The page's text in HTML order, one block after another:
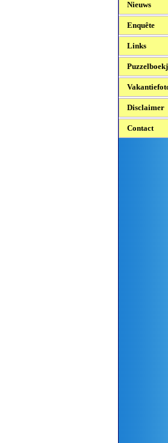
Nieuws
Enquête
Links
Disclaimer
Contact